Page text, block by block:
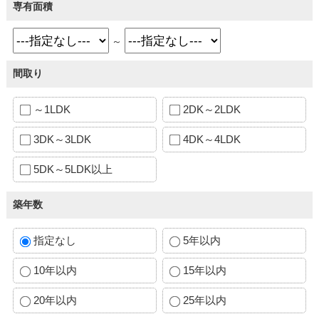
専有面積
～
間取り
～1LDK 2DK～2LDK
3DK～3LDK 4DK～4LDK
5DK～5LDK以上
築年数
指定なし 5年以内
10年以内 15年以内
20年以内 25年以内